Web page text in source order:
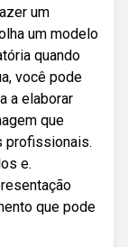
um
um modelo
quando
você pode
a elaborar
que
profissionais.
e.
que pode